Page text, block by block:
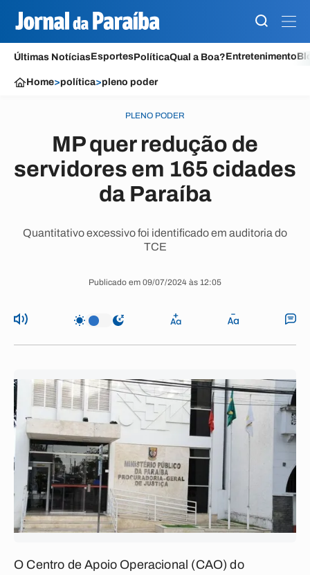
Últimas NotíciasEsportesPolíticaQual a Boa?Entretenimento
Home>política>pleno poder
PLENO PODER
MP quer redução de
servidores em 165 cidades
da Paraíba
Quantitativo excessivo foi identificado em auditoria do
TCE
Publicado em 09/07/2024 às 12:05
O Centro de Apoio Operacional (CAO) do